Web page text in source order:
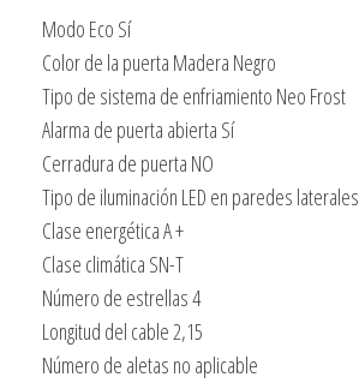
192X76X74,7
480L
A+
NEOFROST
cantidad
Modo Eco Sí
Color de la puerta Madera Negro
Tipo de sistema de enfriamiento Neo Frost
Alarma de puerta abierta Sí
Cerradura de puerta NO
Tipo de iluminación LED en paredes laterales
Clase energética A +
Clase climática SN-T
Número de estrellas 4
Longitud del cable 2,15
Número de aletas no aplicable